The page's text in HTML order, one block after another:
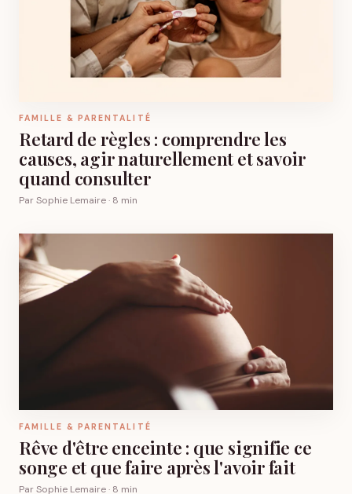
FAMILLE & PARENTALITÉ
Retard de règles : comprendre les
causes, agir naturellement et savoir
quand consulter
Par Sophie Lemaire · 8 min
FAMILLE & PARENTALITÉ
Rêve d'être enceinte : que signifie ce
songe et que faire après l'avoir fait
Par Sophie Lemaire · 8 min